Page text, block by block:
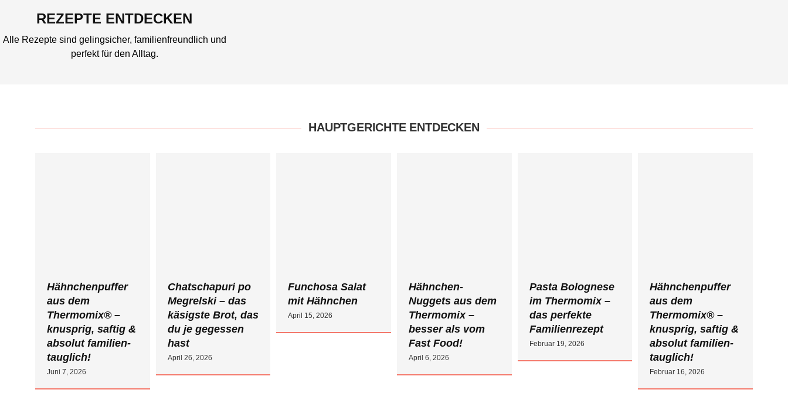
REZEPTE ENTDECKEN
Alle Rezepte sind gelingsicher, familienfreundlich und
perfekt für den Alltag.
HAUPTGERICHTE ENTDECKEN
Hähnchenpuffer
aus dem
Thermomix® –
knusprig, saftig &
absolut familien­
tauglich!
Juni 7, 2026
Chatschapuri po
Megrelski – das
käsigste Brot, das
du je gegessen
hast
April 26, 2026
Funchosa Salat
mit Hähnchen
April 15, 2026
Hähnchen-
Nuggets aus dem
Thermomix –
besser als vom
Fast Food!
April 6, 2026
Pasta Bolognese
im Thermomix –
das perfekte
Familienrezept
Februar 19, 2026
Hähnchenpuffer
aus dem
Thermomix® –
knusprig, saftig &
absolut familien­
tauglich!
Februar 16, 2026